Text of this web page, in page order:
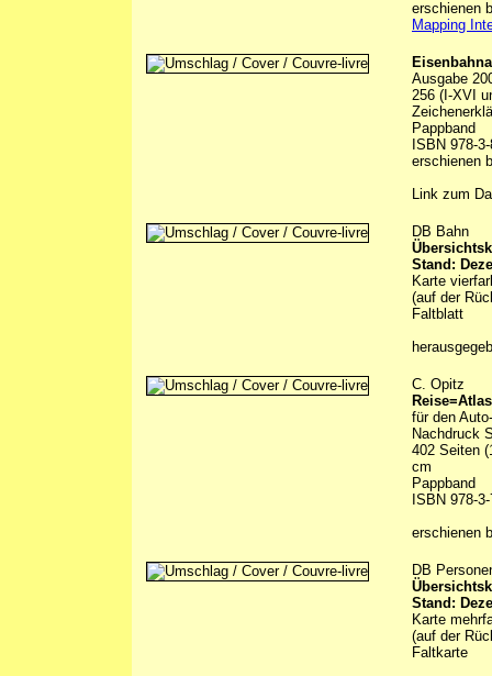
erschienen
Mapping
Ausgabe
256 (I-XVI
Pappband
ISBN 978-
erschienen
Link zum
DB Bahn
Stand:
Karte
(auf der
Faltblatt
C. Opitz
Reise=Atlas
für den
Nachdruck
402 Seiten
cm
Pappband
ISBN 978-
erschienen
DB
Stand:
Karte
(auf der
Faltkarte